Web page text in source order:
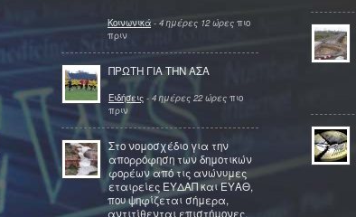
Κοινωνικά - 4 ημέρες 12 ώρες πιο
πριν
ΠΡΩΤΗ ΓΙΑ ΤΗΝ ΑΣΑ
Ειδήσεις - 4 ημέρες 22 ώρες πιο
πριν
Στο νομοσχέδιο για την
απορρόφηση των δημοτικών
φορέων από τις ανώνυμες
εταιρείες ΕΥΔΑΠ και ΕΥΑΘ,
που ψηφίζεται σήμερα,
αντιτίθενται επιστήμονες,